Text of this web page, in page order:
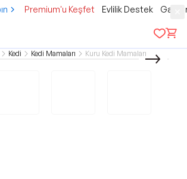
Premium'u Keşfet Evlilik Destek
Kedi Kedi Mamaları Kuru Kedi Mamaları